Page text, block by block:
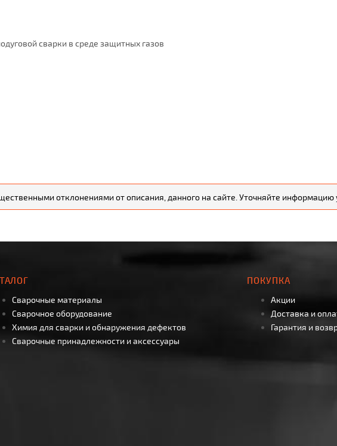
сварки в среде защитных газов
отклонениями от описания, данного на сайте. Уточняйте информацию
Сварочные материалы
Сварочное оборудование
Химия для сварки и обнаружения дефектов
Сварочные принадлежности и аксессуары
ПОКУПКА
Акции
Доставка и
Гарантия и